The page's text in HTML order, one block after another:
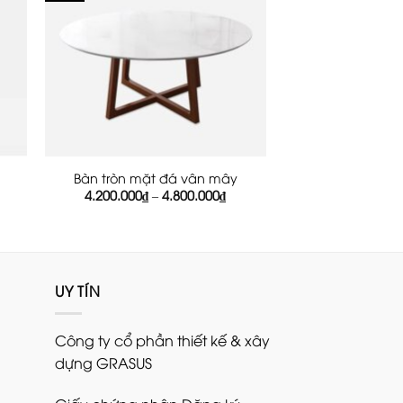
Bàn tròn mặt đá vân mây
4.200.000₫ – 4.800.000₫Khoảng
giá:
UY TÍN
Công ty cổ phần thiết kế & xây
dựng GRASUS